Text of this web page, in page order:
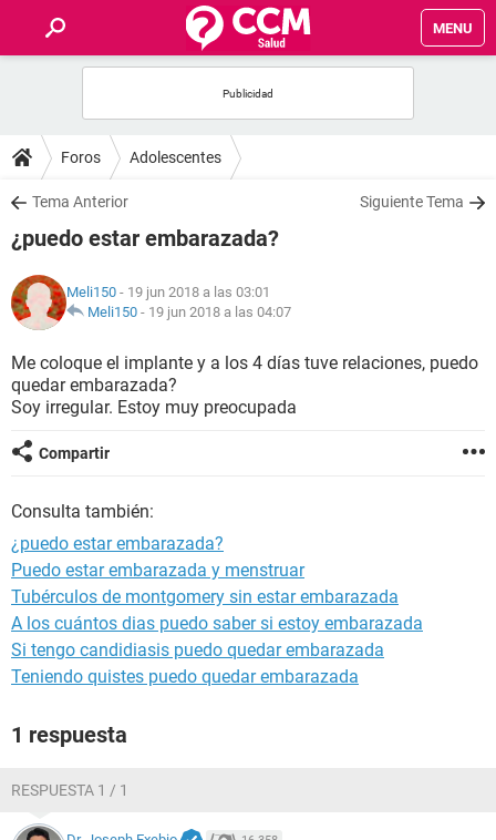
MENU
FOROS
SALUD
FAMILIA
NUTRICIÓN
BIENESTAR
Foros Adolescentes
Tema Anterior Siguiente Tema
¿puedo estar embarazada?
Meli150 - 19 jun 2018 a las 03:01
Meli150 - 19 jun 2018 a las 04:07
Me coloque el implante y a los 4 días tuve relaciones, puedo
quedar embarazada?
Soy irregular. Estoy muy preocupada
Compartir
Consulta también:
¿puedo estar embarazada?
Puedo estar embarazada y menstruar
Tubérculos de montgomery sin estar embarazada
A los cuántos dias puedo saber si estoy embarazada
Si tengo candidiasis puedo quedar embarazada
Teniendo quistes puedo quedar embarazada
1 respuesta
RESPUESTA 1 / 1